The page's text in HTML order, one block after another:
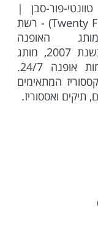
פור-סבן |
Twenty Four Seven | TWENTYFOURSEVEN) - רשת
האופנה
TWENTYFOURSEVEN אשר הוקם בשנת 2007, מותג
אופנה דינאמי וחדשני לנשים שנושמות אופנה 24/7.
המתאימים
תיקים ואססוריז.